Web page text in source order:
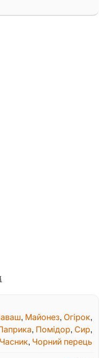
, Майонез, Огірок,
, Помідор, Сир,
Часник, Чорний перець